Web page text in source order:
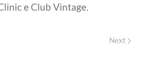
e Club Vintage.
Next